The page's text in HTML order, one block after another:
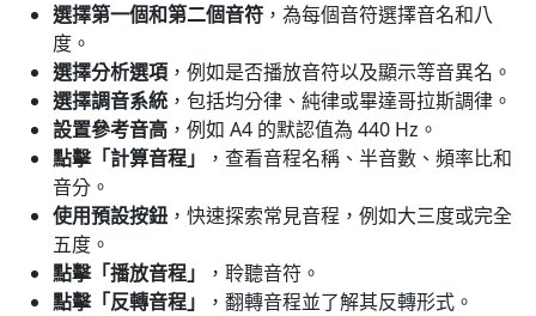
選擇第一個和第二個音符 ，為每個音符選擇音名和八
度。
選擇分析選項 ，例如是否播放音符以及顯示等音異名。
選擇調音系統 ，包括均分律、純律或畢達哥拉斯調律。
設置參考音高 ，例如 A4 的默認值為 440 Hz。
點擊「計算音程」
，查看音程名稱、半音數、頻率比和
音分。
使用預設按鈕 ，快速探索常見音程，例如大三度或完全
五度。
點擊「播放音程」
，聆聽音符。
點擊「反轉音程」
，翻轉音程並了解其反轉形式。